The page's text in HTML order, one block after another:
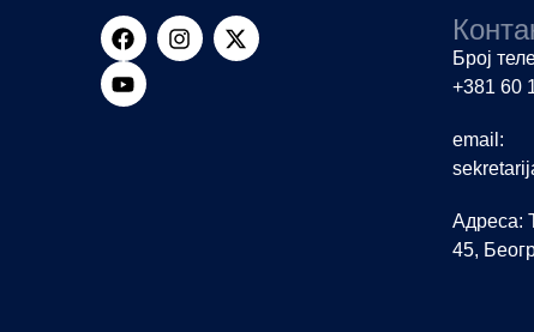
Број
+381 60
email:
Адреса:
45,